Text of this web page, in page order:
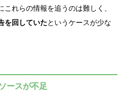
れらの情報を追うのは難しく、
を回していたというケースが少な
ースが不足